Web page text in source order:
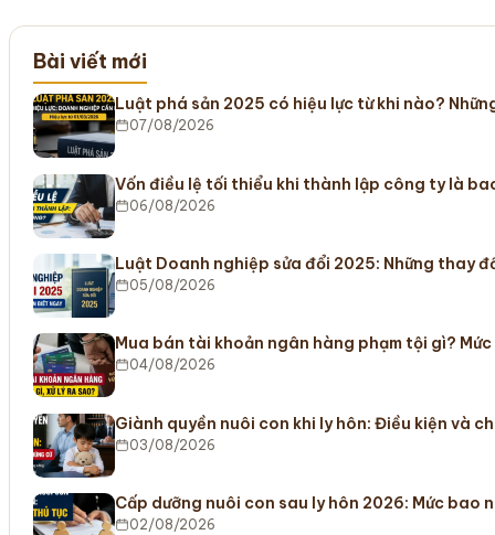
Bài viết mới
Luật phá sản 2025 có hiệu lực từ khi nào?
07/08/2026
Vốn điều lệ tối thiểu khi thành lập công ty là
06/08/2026
Luật Doanh nghiệp sửa đổi 2025: Những thay
05/08/2026
Mua bán tài khoản ngân hàng phạm tội gì?
04/08/2026
Giành quyền nuôi con khi ly hôn: Điều kiện và
03/08/2026
Cấp dưỡng nuôi con sau ly hôn 2026: Mức bao
02/08/2026